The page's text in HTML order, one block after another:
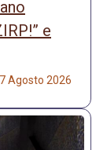
e
7 Agosto 2026